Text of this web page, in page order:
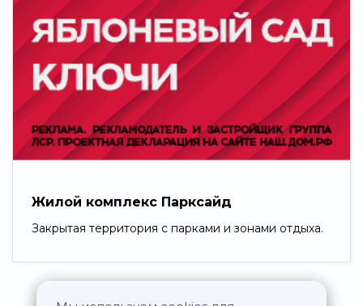
Жилой комплекс Парксайд
Закрытая территория с парками и зонами отдыха.